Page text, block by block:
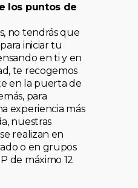
los puntos de
no tendrás que
iniciar tu
en ti y en
te recogemos
en la puerta de
para
experiencia más
nuestras
realizan en
o en grupos
de máximo 12